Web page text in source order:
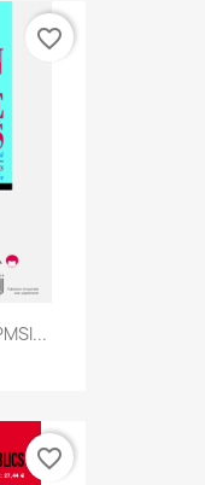
favorite_border
favorite_border